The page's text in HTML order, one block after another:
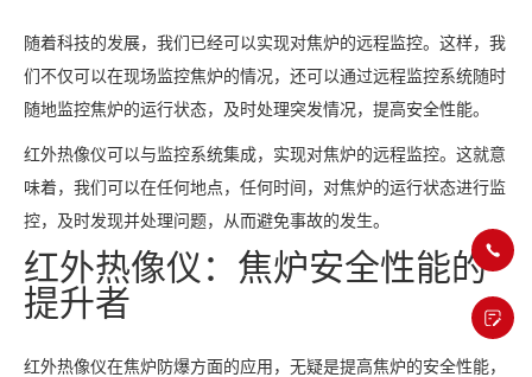
随着科技的发展，我们已经可以实现对焦炉的远程监控。这样，我
们不仅可以在现场监控焦炉的情况，还可以通过远程监控系统随时
随地监控焦炉的运行状态，及时处理突发情况，提高安全性能。
红外热像仪可以与监控系统集成，实现对焦炉的远程监控。这就意
味着，我们可以在任何地点，任何时间，对焦炉的运行状态进行监
控，及时发现并处理问题，从而避免事故的发生。
红外热像仪：焦炉安全性能的
提升者
红外热像仪在焦炉防爆方面的应用，无疑是提高焦炉的安全性能，